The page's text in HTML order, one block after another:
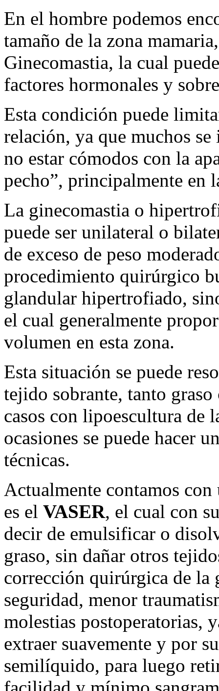
En el hombre podemos
tamaño de la zona
Ginecomastia, la cual
factores hormonales y
Esta condición puede
relación, ya que muchos
no estar cómodos con la
pecho”, principalmente en
La ginecomastia o
puede ser unilateral o
de exceso de peso
procedimiento quirúrgico
glandular hipertrofiado,
el cual generalmente
volumen en esta zona.
Esta situación se puede
tejido sobrante, tanto
casos con lipoescultura de
ocasiones se puede hacer
técnicas.
Actualmente contamos
es el VASER, el cual con
decir de emulsificar o
graso, sin dañar otros
corrección quirúrgica de la
seguridad, menor
molestias postoperatorias,
extraer suavemente y por
semilíquido, para luego